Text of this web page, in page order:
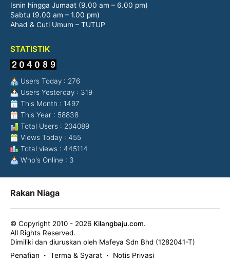
Isnin hingga Jumaat (9.00 am – 6.00 pm)
Sabtu (9.00 am – 1.00 pm)
Ahad & Cuti Umum – TUTUP
STATISTIK
Users Today : 276
Users Yesterday : 319
This Month : 1497
This Year : 58838
Total Users : 204089
Views Today : 455
Total views : 445114
Who's Online : 3
Rakan Niaga
© Copyright 2010 - 2026 Kilangbaju.com.
All Rights Reserved.
Dimiliki dan diuruskan oleh Mafeya Sdn Bhd (1282041-T)
Penafian
• Terma & Syarat • Notis Privasi